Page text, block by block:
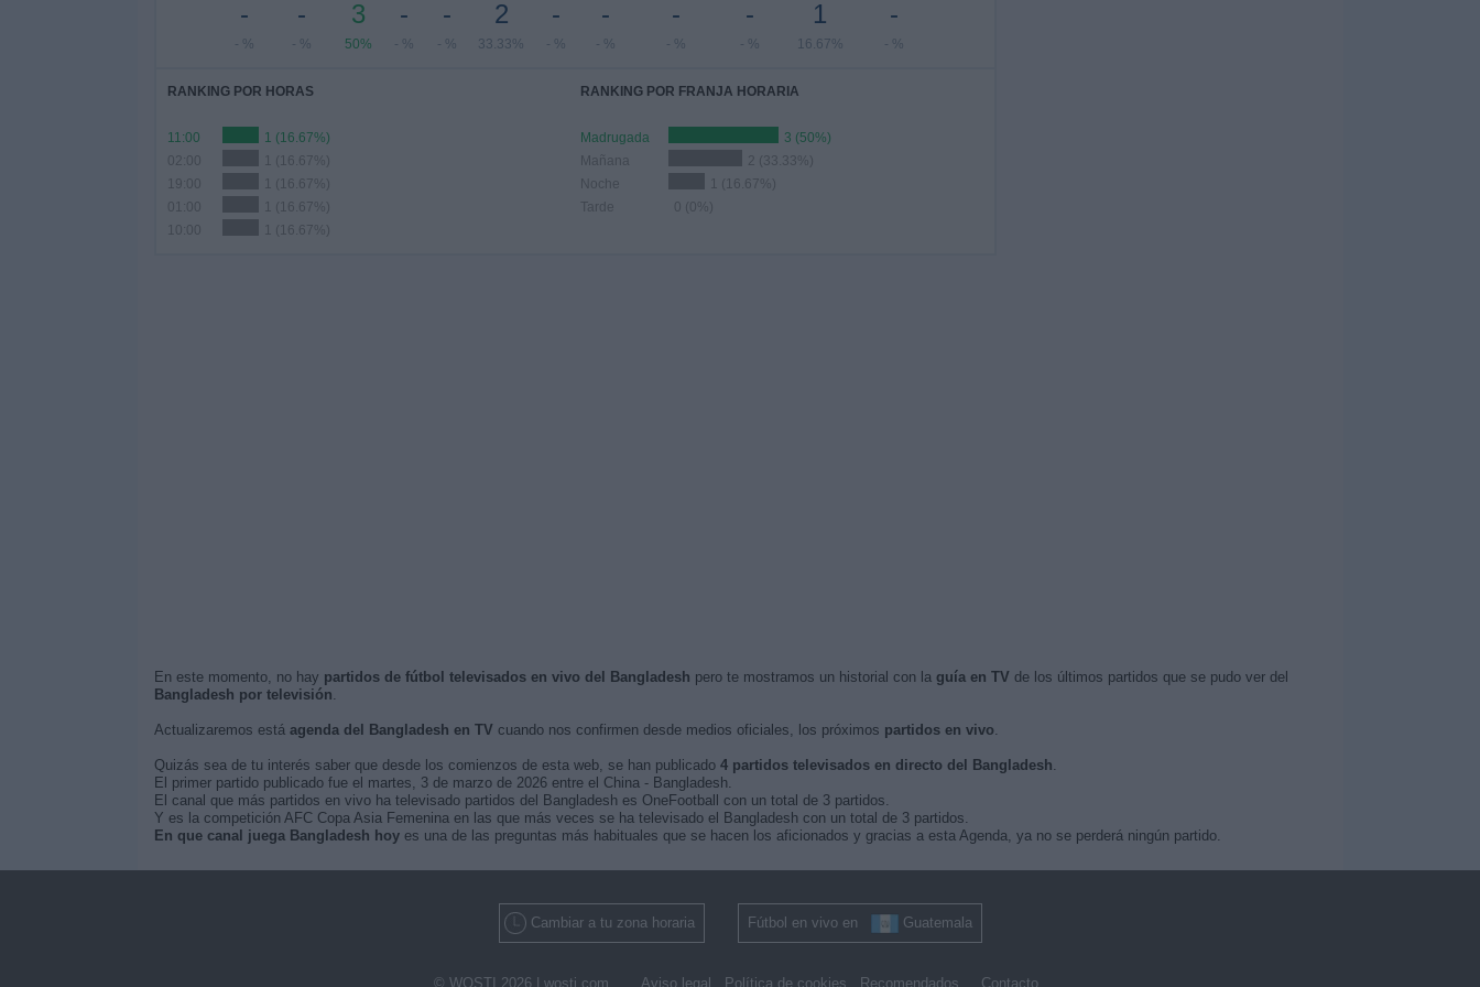
-
- %
-
- %
3
50%
-
- %
-
- %
2
33.33%
-
- %
-
- %
-
- %
-
- %
1
16.67%
-
- %
RANKING POR HORAS
11:00
1 (16.67%)
02:00
1 (16.67%)
19:00
1 (16.67%)
1 (16.67%)
1 (16.67%)
RANKING POR FRANJA HORARIA
Madrugada
3 (50%)
Mañana
2 (33.33%)
Noche
1 (16.67%)
Tarde
0 (0%)
En este momento, no hay partidos de fútbol televisados en vivo del Bangladesh pero te mostramos un historial con la guía en TV de los últimos partidos que se pudo ver del
Bangladesh por televisión.
Actualizaremos está agenda del Bangladesh en TV cuando nos confirmen desde medios oficiales, los próximos partidos en vivo.
Quizás sea de tu interés saber que desde los comienzos de esta web, se han publicado 4 partidos televisados en directo del Bangladesh.
El primer partido publicado fue el martes, 3 de marzo de 2026 entre el China - Bangladesh.
El canal que más partidos en vivo ha televisado partidos del Bangladesh es OneFootball con un total de 3 partidos.
Y es la competición AFC Copa Asia Femenina en las que más veces se ha televisado el Bangladesh con un total de 3 partidos.
En que canal juega Bangladesh hoyes una de las preguntas más habituales que se hacen los aficionados y gracias a esta Agenda, ya no se perderá ningún partido.
Cambiar a tu zona horaria Fútbol en vivo en Guatemala
© WOSTI 2026 | wosti.com Aviso legal Política de cookies Recomendados Contacto